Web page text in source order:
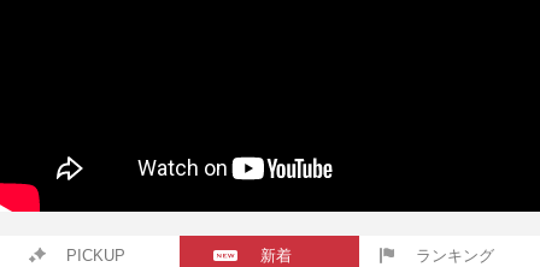
PICKUP 新着 ランキング